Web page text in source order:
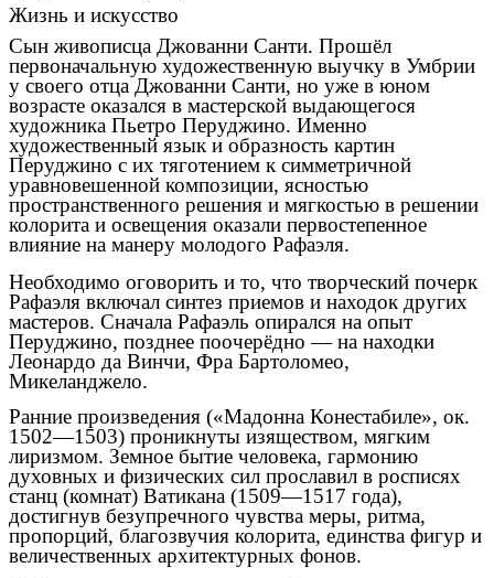
Жизнь и искусство
Сын живописца Джованни Санти. Прошёл
первоначальную художественную выучку в Умбрии
у своего отца Джованни Санти, но уже в юном
возрасте оказался в мастерской выдающегося
художника Пьетро Перуджино. Именно
художественный язык и образность картин
Перуджино с их тяготением к симметричной
уравновешенной композиции, ясностью
пространственного решения и мягкостью в решении
колорита и освещения оказали первостепенное
влияние на манеру молодого Рафаэля.
Необходимо оговорить и то, что творческий почерк
Рафаэля включал синтез приемов и находок других
мастеров. Сначала Рафаэль опирался на опыт
Перуджино, позднее поочерёдно — на находки
Леонардо да Винчи, Фра Бартоломео,
Микеланджело.
Ранние произведения («Мадонна Конестабиле», ок.
1502—1503) проникнуты изяществом, мягким
лиризмом. Земное бытие человека, гармонию
духовных и физических сил прославил в росписях
станц (комнат) Ватикана (1509—1517 года),
достигнув безупречного чувства меры, ритма,
пропорций, благозвучия колорита, единства фигур и
величественных архитектурных фонов.